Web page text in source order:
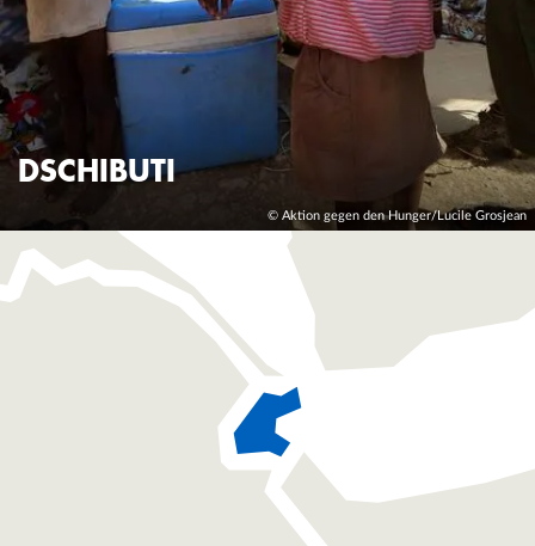
DSCHIBUTI
© Aktion gegen den Hunger/Lucile Grosjean